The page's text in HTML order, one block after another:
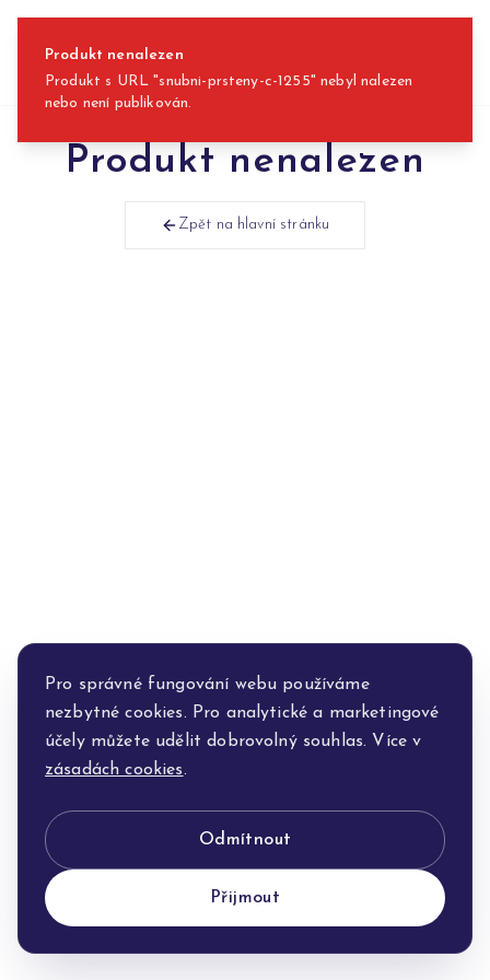
Produkt nenalezen
Produkt s URL "snubni-prsteny-c-1255" nebyl nalezen
nebo není publikován.
Pro správné fungování webu používáme
nezbytné cookies. Pro analytické a marketingové
účely můžete udělit dobrovolný souhlas. Více v
zásadách cookies.
Odmítnout
Přijmout
Produkt nenalezen
Zpět na hlavní stránku